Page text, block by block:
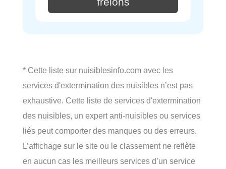
* Cette liste sur nuisiblesinfo.com avec les
services d'extermination des nuisibles n’est pas
exhaustive. Cette liste de services d'extermination
des nuisibles, un expert anti-nuisibles ou services
liés peut comporter des manques ou des erreurs.
L’affichage sur le site ou le classement ne reflète
en aucun cas les meilleurs services d’un service